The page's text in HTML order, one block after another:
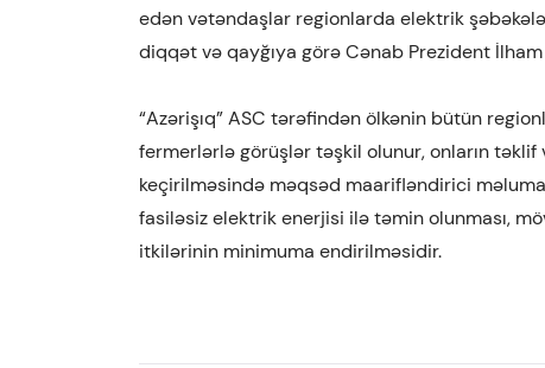
edən vətəndaşlar regionlarda elektrik
diqqət və qayğıya görə Cənab Prezident
“Azərişıq” ASC tərəfindən ölkənin bütün
fermerlərlə görüşlər təşkil olunur, onların
keçirilməsində məqsəd maarifləndirici
fasiləsiz elektrik enerjisi ilə təmin olunması,
itkilərinin minimuma endirilməsidir.